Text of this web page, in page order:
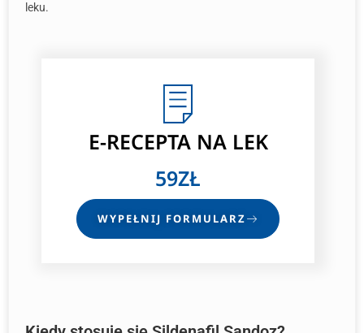
leku.
E-RECEPTANA LEK
59ZŁ
WYPEŁNIJ FORMULARZ